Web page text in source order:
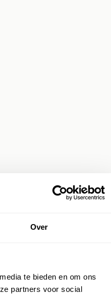
Over
te bieden en om ons
partners voor social